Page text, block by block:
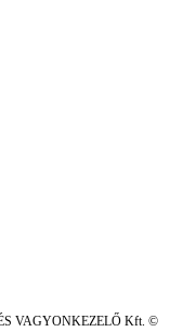
VAGYONKEZELŐ Kft. ©